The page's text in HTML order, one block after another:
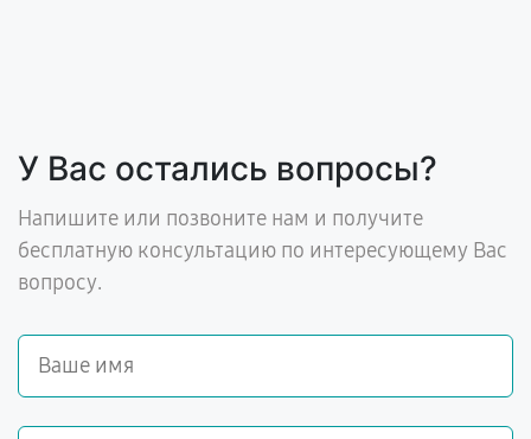
У Вас остались вопросы?
Напишите или позвоните нам и получите
бесплатную консультацию по интересующему Вас
вопросу.